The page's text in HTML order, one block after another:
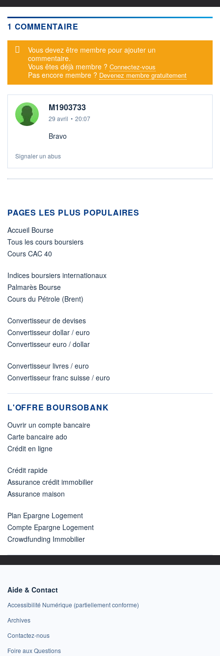
1 COMMENTAIRE
Message d'alerte
Vous devez être membre pour ajouter un
commentaire.
Vous êtes déjà membre ? Connectez-vous
Pas encore membre ? Devenez membre gratuitement
M1903733
29 avril • 20:07
Bravo
Signaler un abus
PAGES LES PLUS POPULAIRES
Accueil Bourse
Tous les cours boursiers
Cours CAC 40
Indices boursiers internationaux
Palmarès Bourse
Cours du Pétrole (Brent)
Convertisseur de devises
Convertisseur dollar / euro
Convertisseur euro / dollar
Convertisseur livres / euro
Convertisseur franc suisse / euro
L'OFFRE BOURSOBANK
Ouvrir un compte bancaire
Carte bancaire ado
Crédit en ligne
Crédit rapide
Assurance crédit immobilier
Assurance maison
Plan Epargne Logement
Compte Epargne Logement
Crowdfunding Immobilier
Aide & Contact
Accessibilité Numérique (partiellement conforme)
Archives
Contactez-nous
Foire aux Questions